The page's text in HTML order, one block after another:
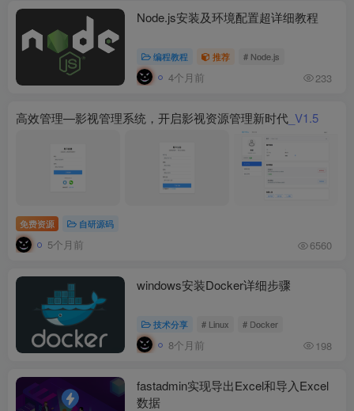
Node.js安装及环境配置超详细教程
编程教程 推荐 # Node.js
4个月前 233
高效管理—影视管理系统，开启影视资源管理新时代 _V1.5
免费资源 自研源码
5个月前 6560
windows安装Docker详细步骤
技术分享 # Linux # Docker
8个月前 198
fastadmin实现导出Excel和导入Excel
数据